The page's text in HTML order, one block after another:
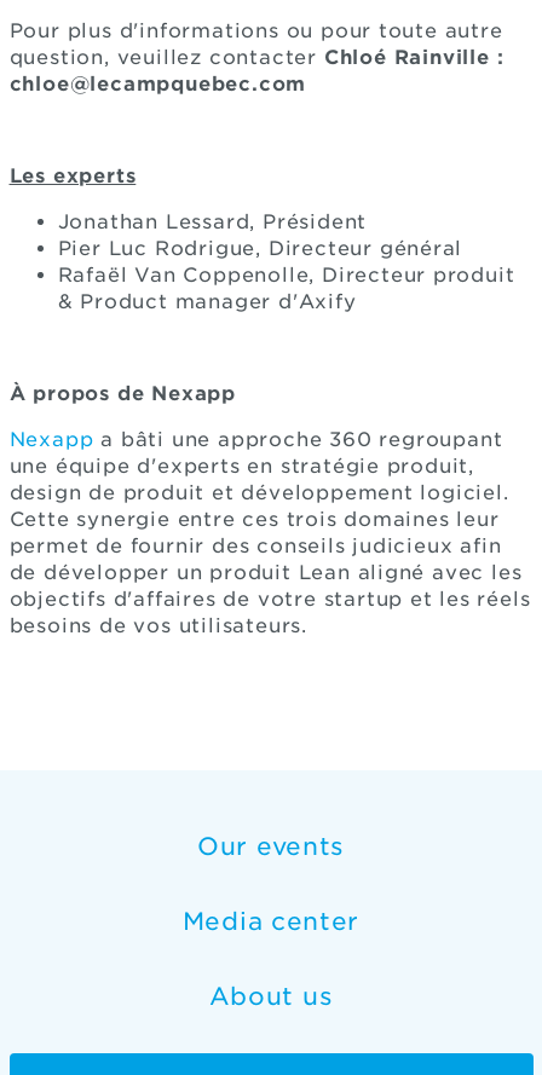
Pour plus d'informations ou pour toute autre
question, veuillez contacter Chloé Rainville :
chloe@lecampquebec.com
Les experts
Jonathan Lessard, Président
Pier Luc Rodrigue, Directeur général
Rafaël Van Coppenolle, Directeur produit
& Product manager d'Axify
À propos de Nexapp
Nexapp a bâti une approche 360 regroupant
une équipe d'experts en stratégie produit,
design de produit et développement logiciel.
Cette synergie entre ces trois domaines leur
permet de fournir des conseils judicieux afin
de développer un produit Lean aligné avec les
objectifs d'affaires de votre startup et les réels
besoins de vos utilisateurs.
Our events
Media center
About us